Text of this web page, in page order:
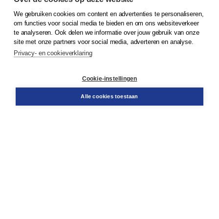
© 2026Koninklijke Boom uitgevers
Bestellen
We gebruiken cookies om content en advertenties te personaliseren,
om functies voor social media te bieden en om ons websiteverkeer
te analyseren. Ook delen we informatie over jouw gebruik van onze
site met onze partners voor social media, adverteren en analyse.
Privacy- en cookieverklaring
Cookie-instellingen
Alle cookies toestaan